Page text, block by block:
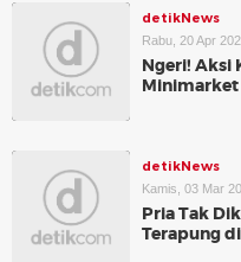
detikNews
Rabu, 20 Apr
Ngeri! Aksi
Minimarket
detikNews
Kamis, 03 Mar
Pria Tak
Terapung